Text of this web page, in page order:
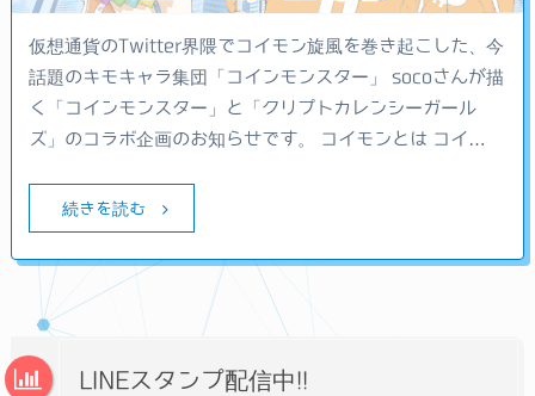
仮想通貨のTwitter界隈でコイモン旋風を巻き起こした、今
話題のキモキャラ集団「コインモンスター」 socoさんが描
く「コインモンスター」と「クリプトカレンシーガール
ズ」のコラボ企画のお知らせです。 コイモンとは コイ…
続きを読む
LINEスタンプ配信中!!